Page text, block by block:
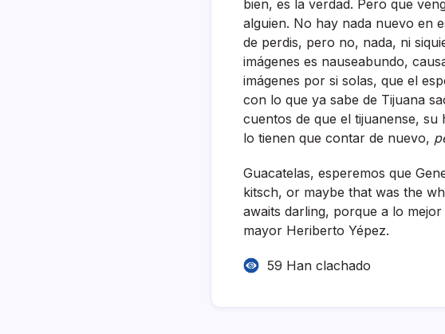
bien, es la verdad. Pero que
alguien. No hay nada nuevo en
de perdis, pero no, nada, ni
imágenes es nauseabundo,
imágenes por si solas, que el
con lo que ya sabe de Tijuana
cuentos de que el tijuanense,
lo tienen que contar de nuevo,
Guacatelas, esperemos que
kitsch, or maybe that was the
awaits darling, porque a lo
mayor Heriberto Yépez.
59 Han clachado